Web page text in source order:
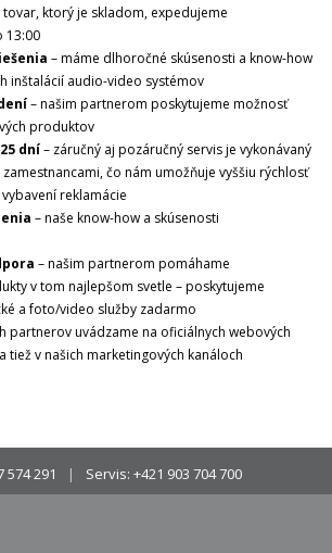
tovar, ktorý je skladom, expedujeme
13:00
– máme dlhoročné skúsenosti a know-how
inštalácií audio-video systémov
– našim partnerom poskytujeme možnosť
produktov
dní– záručný aj pozáručný servis je vykonávaný
čo nám umožňuje vyššiu rýchlosť
reklamácie
– naše know-how a skúsenosti
– našim partnerom pomáhame
v tom najlepšom svetle – poskytujeme
a foto/video služby zadarmo
partnerov uvádzame na oficiálnych webových
tiež v našich marketingových kanáloch
574 291 Servis: +421 903 704 700